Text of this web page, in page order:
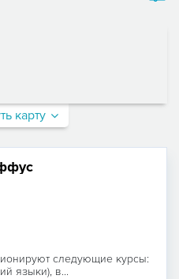
карту
следующие курсы:
языки), в...